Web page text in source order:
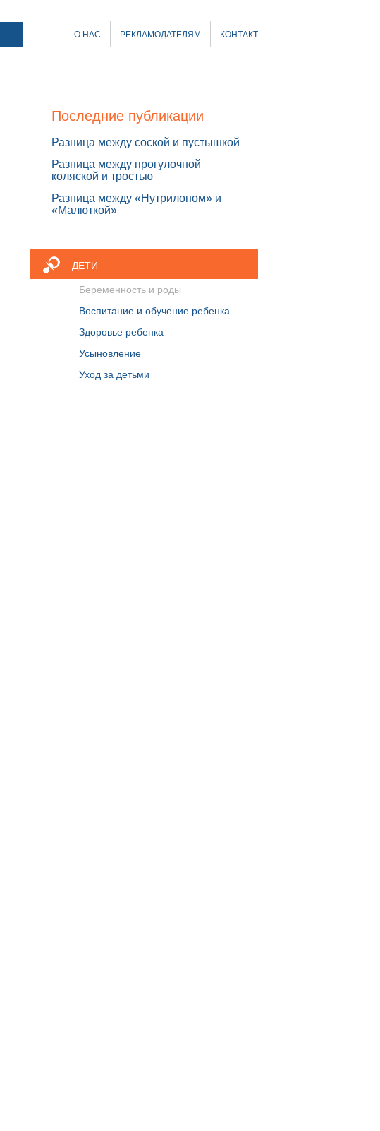
О НАС РЕКЛАМОДАТЕЛЯМ КОНТАКТ
Последние публикации
Разница между соской и пустышкой
Разница между прогулочной
коляской и тростью
Разница между «Нутрилоном» и
«Малюткой»
ДЕТИ
Беременность и роды
Воспитание и обучение ребенка
Здоровье ребенка
Усыновление
Уход за детьми